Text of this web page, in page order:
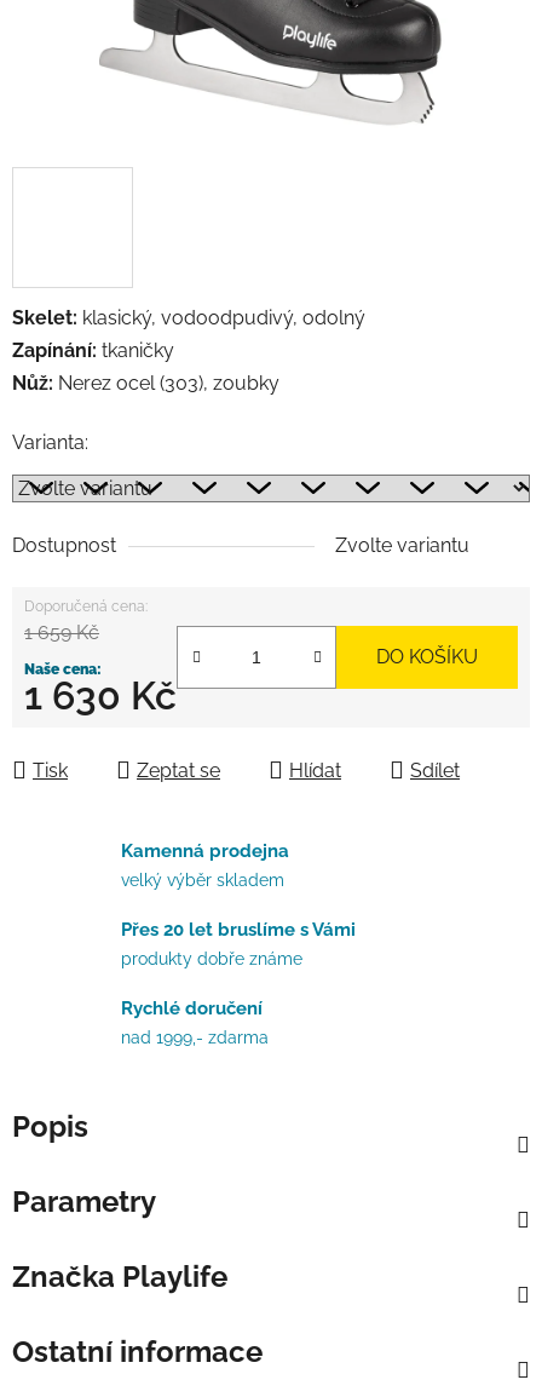
Skelet: klasický, vodoodpudivý, odolný
Zapínání: tkaničky
Nůž: Nerez ocel (303), zoubky
Varianta:
Dostupnost Zvolte variantu
1 659 Kč
1 630 Kč
DO KOŠÍKU
Tisk Zeptat se Hlídat Sdílet
Kamenná prodejna
velký výběr skladem
Přes 20 let bruslíme s Vámi
produkty dobře známe
Rychlé doručení
nad 1999,- zdarma
Popis
Parametry
Značka Playlife
Ostatní informace